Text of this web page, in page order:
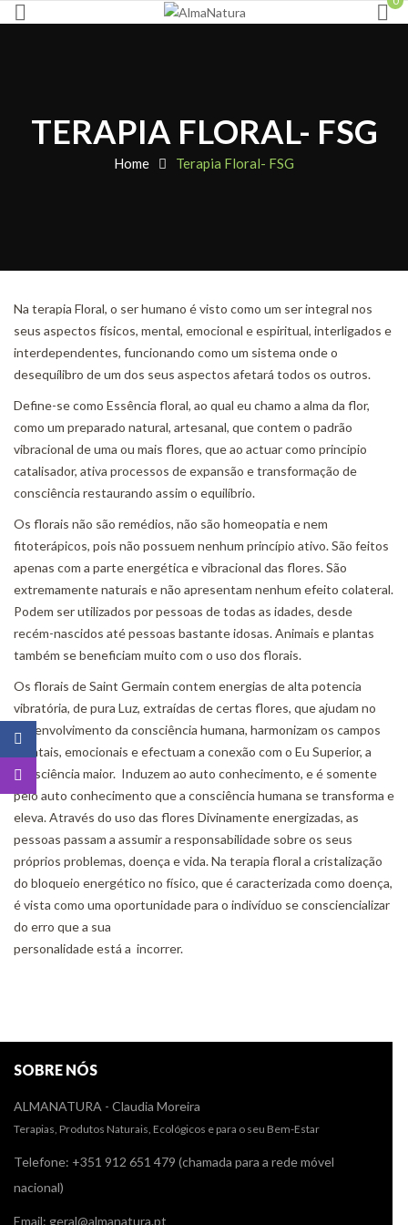
TERAPIA FLORAL- FSG
Home Terapia Floral- FSG
Na terapia Floral, o ser humano é visto como um ser integral nos
seus aspectos físicos, mental, emocional e espiritual, interligados e
interdependentes, funcionando como um sistema onde o
desequílibro de um dos seus aspectos afetará todos os outros.
Define-se como Essência floral, ao qual eu chamo a alma da flor,
como um preparado natural, artesanal, que contem o padrão
vibracional de uma ou mais flores, que ao actuar como principio
catalisador, ativa processos de expansão e transformação de
consciência restaurando assim o equilíbrio.
Os florais não são remédios, não são homeopatia e nem
fitoterápicos, pois não possuem nenhum princípio ativo. São feitos
apenas com a parte energética e vibracional das flores. São
extremamente naturais e não apresentam nenhum efeito colateral.
Podem ser utilizados por pessoas de todas as idades, desde
recém-nascidos até pessoas bastante idosas. Animais e plantas
também se beneficiam muito com o uso dos florais.
Os florais de Saint Germain contem energias de alta potencia
vibratória, de pura Luz, extraídas de certas flores, que ajudam no
desenvolvimento da consciência humana, harmonizam os campos
mentais, emocionais e efectuam a conexão com o Eu Superior, a
consciência maior. Induzem ao auto conhecimento, e é somente
pelo auto conhecimento que a consciência humana se transforma e
eleva. Através do uso das flores Divinamente energizadas, as
pessoas passam a assumir a responsabilidade sobre os seus
próprios problemas, doença e vida. Na terapia floral a cristalização
do bloqueio energético no físico, que é caracterizada como doença,
é vista como uma oportunidade para o indivíduo se consciencializar
do erro que a sua
personalidade está a incorrer.
SOBRE NÓS
ALMANATURA - Claudia Moreira
Terapias, Produtos Naturais, Ecológicos e para o seu Bem-Estar
Telefone: +351 912 651 479 (chamada para a rede móvel
nacional)
Email: geral@almanatura.pt